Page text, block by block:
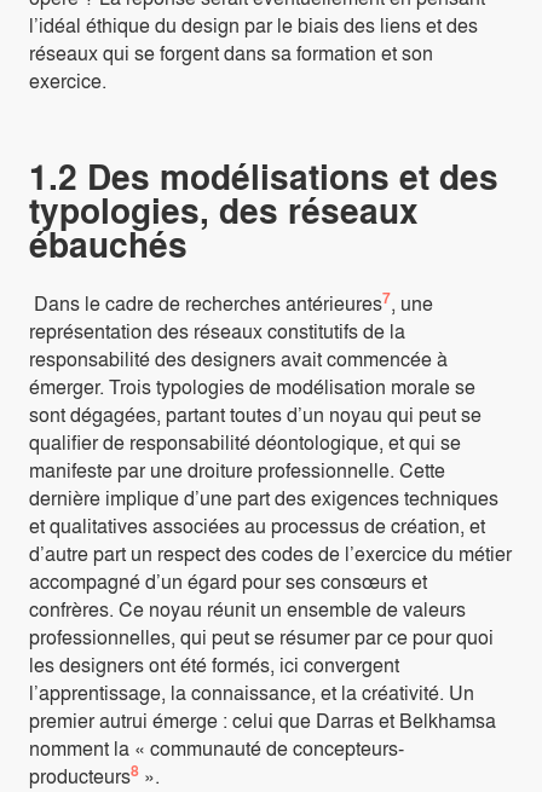
l’idéal éthique du design par le biais des liens et des
réseaux qui se forgent dans sa formation et son
exercice.
1.2 Des modélisations et des
typologies, des réseaux
ébauchés
Dans le cadre de recherches antérieures7, une
représentation des réseaux constitutifs de la
responsabilité des designers avait commencée à
émerger. Trois typologies de modélisation morale se
sont dégagées, partant toutes d’un noyau qui peut se
qualifier de responsabilité déontologique, et qui se
manifeste par une droiture professionnelle. Cette
dernière implique d’une part des exigences techniques
et qualitatives associées au processus de création, et
d’autre part un respect des codes de l’exercice du métier
accompagné d’un égard pour ses consœurs et
confrères. Ce noyau réunit un ensemble de valeurs
professionnelles, qui peut se résumer par ce pour quoi
les designers ont été formés, ici convergent
l’apprentissage, la connaissance, et la créativité. Un
premier autrui émerge : celui que Darras et Belkhamsa
nomment la « communauté de concepteurs-
producteurs8 ».